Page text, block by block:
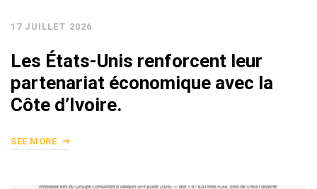
17 JUILLET 2026
Les États-Unis renforcent leur
partenariat économique avec la
Côte d’Ivoire.
SEE MORE